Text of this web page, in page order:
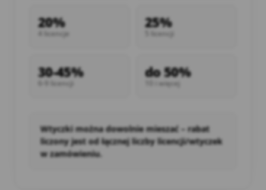
20%
4 licencje
25%
5 licencji
30-45%
6-9 licencji
do 50%
10 i więcej
Wtyczki można dowolnie mieszać – rabat
liczony jest od łącznej liczby licencji/wtyczek
w zamówieniu.